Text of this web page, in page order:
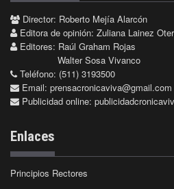
Director: Roberto Mejía Alarcón
Editora de opinión: Zuliana Lainez
Editores: Raúl Graham Rojas
Walter Sosa Vivanco
Teléfono: (511) 3193500
Email: prensacronicaviva@gmail.com
Publicidad online:
Enlaces
Principios Rectores